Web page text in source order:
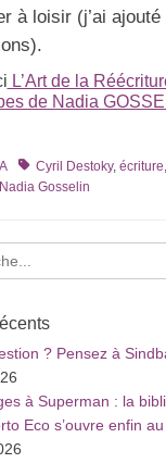
à loisir (j’ai ajouté
L’Art de la
de Nadia
TagsCyril Destoky, écriture,
Nadia Gosselin
? Pensez à
à Superman : la
Eco s’ouvre enfin